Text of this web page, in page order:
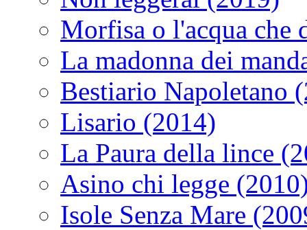
Morfisa o l'acqua che
La madonna dei
Bestiario Napoletano
Lisario (2014)
La Paura della lince
Asino chi legge
Isole Senza Mare